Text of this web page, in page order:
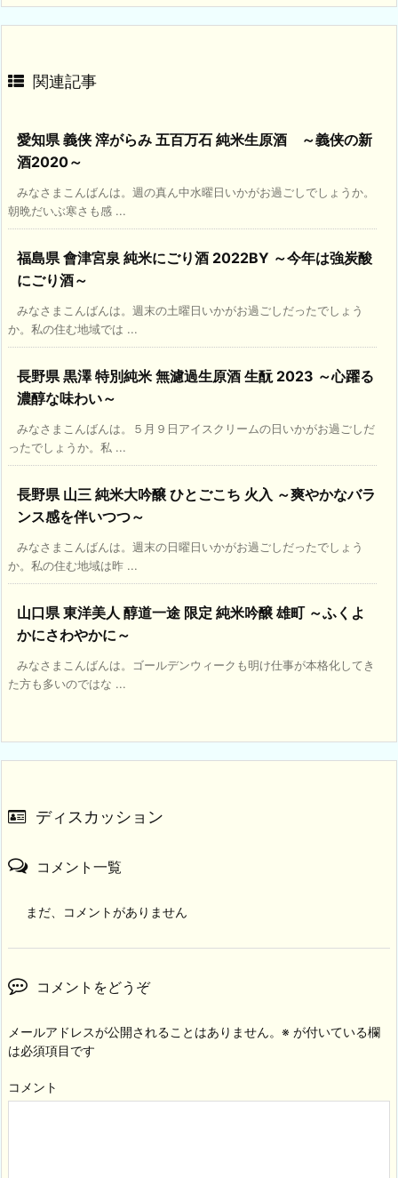
関連記事
愛知県 義侠 滓がらみ 五百万石 純米生原酒 ～義侠の新
酒2020～
みなさまこんばんは。週の真ん中水曜日いかがお過ごしでしょうか。
朝晩だいぶ寒さも感 ...
福島県 會津宮泉 純米にごり酒 2022BY ～今年は強炭酸
にごり酒～
みなさまこんばんは。週末の土曜日いかがお過ごしだったでしょう
か。私の住む地域では ...
長野県 黒澤 特別純米 無濾過生原酒 生酛 2023 ～心躍る
濃醇な味わい～
みなさまこんばんは。５月９日アイスクリームの日いかがお過ごしだ
ったでしょうか。私 ...
長野県 山三 純米大吟醸 ひとごこち 火入 ～爽やかなバラ
ンス感を伴いつつ～
みなさまこんばんは。週末の日曜日いかがお過ごしだったでしょう
か。私の住む地域は昨 ...
山口県 東洋美人 醇道一途 限定 純米吟醸 雄町 ～ふくよ
かにさわやかに～
みなさまこんばんは。ゴールデンウィークも明け仕事が本格化してき
た方も多いのではな ...
ディスカッション
コメント一覧
まだ、コメントがありません
コメントをどうぞ
メールアドレスが公開されることはありません。 ※ が付いている欄
は必須項目です
コメント